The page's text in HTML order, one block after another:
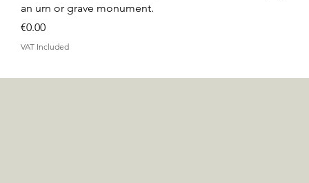
an urn or grave monument.
Price
€0.00
VAT Included